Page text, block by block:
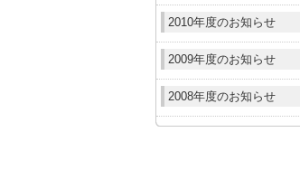
2010年度のお知らせ
2009年度のお知らせ
2008年度のお知らせ